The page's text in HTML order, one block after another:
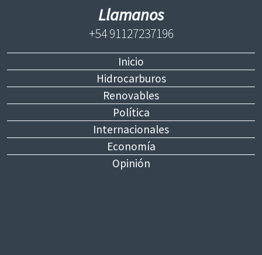
Llamanos
+54 91127237196
Inicio
Hidrocarburos
Renovables
Política
Internacionales
Economía
Opinión